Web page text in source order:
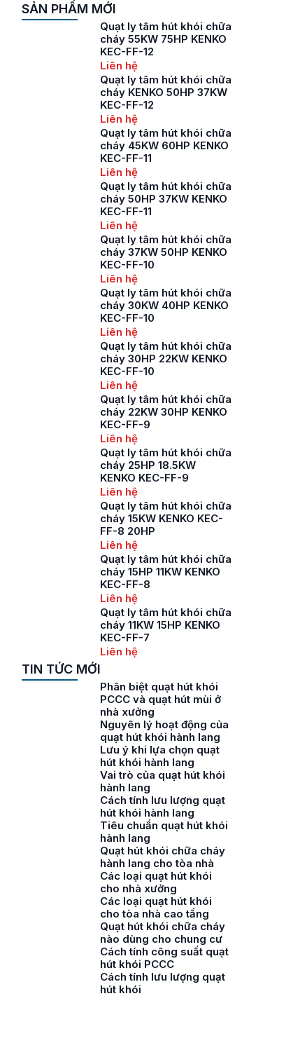
SẢN PHẨM MỚI
Quạt ly tâm hút khói chữa
cháy 55KW 75HP KENKO
KEC-FF-12
Liên hệ
Quạt ly tâm hút khói chữa
cháy KENKO 50HP 37KW
KEC-FF-12
Liên hệ
Quạt ly tâm hút khói chữa
cháy 45KW 60HP KENKO
KEC-FF-11
Liên hệ
Quạt ly tâm hút khói chữa
cháy 50HP 37KW KENKO
KEC-FF-11
Liên hệ
Quạt ly tâm hút khói chữa
cháy 37KW 50HP KENKO
KEC-FF-10
Liên hệ
Quạt ly tâm hút khói chữa
cháy 30KW 40HP KENKO
KEC-FF-10
Liên hệ
Quạt ly tâm hút khói chữa
cháy 30HP 22KW KENKO
KEC-FF-10
Liên hệ
Quạt ly tâm hút khói chữa
cháy 22KW 30HP KENKO
KEC-FF-9
Liên hệ
Quạt ly tâm hút khói chữa
cháy 25HP 18.5KW
KENKO KEC-FF-9
Liên hệ
Quạt ly tâm hút khói chữa
cháy 15KW KENKO KEC-
FF-8 20HP
Liên hệ
Quạt ly tâm hút khói chữa
cháy 15HP 11KW KENKO
KEC-FF-8
Liên hệ
Quạt ly tâm hút khói chữa
cháy 11KW 15HP KENKO
KEC-FF-7
Liên hệ
TIN TỨC MỚI
Phân biệt quạt hút khói
PCCC và quạt hút mùi ở
nhà xưởng
Nguyên lý hoạt động của
quạt hút khói hành lang
Lưu ý khi lựa chọn quạt
hút khói hành lang
Vai trò của quạt hút khói
hành lang
Cách tính lưu lượng quạt
hút khói hành lang
Tiêu chuẩn quạt hút khói
hành lang
Quạt hút khói chữa cháy
hành lang cho tòa nhà
Các loại quạt hút khói
cho nhà xưởng
Các loại quạt hút khói
cho tòa nhà cao tầng
Quạt hút khói chữa cháy
nào dùng cho chung cư
Cách tính công suất quạt
hút khói PCCC
Cách tính lưu lượng quạt
hút khói